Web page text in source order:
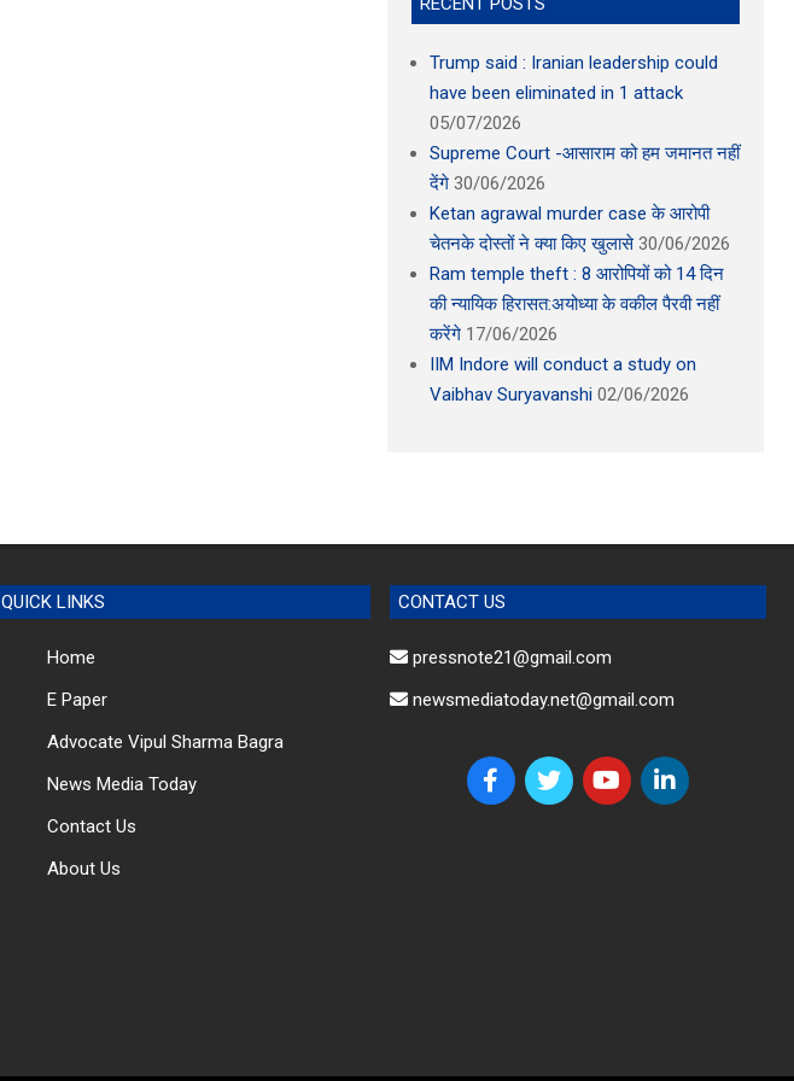
Trump said : Iranian leadership could
have been eliminated in 1 attack
05/07/2026
Supreme Court -आसाराम को हम जमानत नहीं
देंगे 30/06/2026
Ketan agrawal murder case के आरोपी
चेतनके दोस्तों ने क्या किए खुलासे 30/06/2026
Ram temple theft : 8 आरोपियों को 14 दिन
की न्यायिक हिरासत:अयोध्या के वकील पैरवी नहीं
करेंगे 17/06/2026
IIM Indore will conduct a study on
Vaibhav Suryavanshi 02/06/2026
QUICK LINKS
Home
E Paper
Advocate Vipul Sharma Bagra
News Media Today
Contact Us
About Us
CONTACT US
pressnote21@gmail.com
newsmediatoday.net@gmail.com